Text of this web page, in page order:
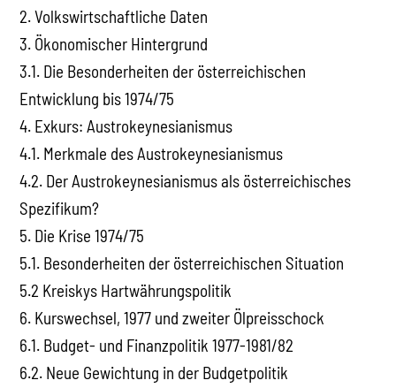
2. Volkswirtschaftliche Daten
3. Ökonomischer Hintergrund
3.1. Die Besonderheiten der österreichischen
Entwicklung bis 1974/75
4. Exkurs: Austrokeynesianismus
4.1. Merkmale des Austrokeynesianismus
4.2. Der Austrokeynesianismus als österreichisches
Spezifikum?
5. Die Krise 1974/75
5.1. Besonderheiten der österreichischen Situation
5.2 Kreiskys Hartwährungspolitik
6. Kurswechsel, 1977 und zweiter Ölpreisschock
6.1. Budget- und Finanzpolitik 1977-1981/82
6.2. Neue Gewichtung in der Budgetpolitik